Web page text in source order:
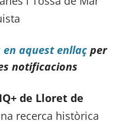
en aquest enllaçper
notificacions
de Lloret de
recerca històrica